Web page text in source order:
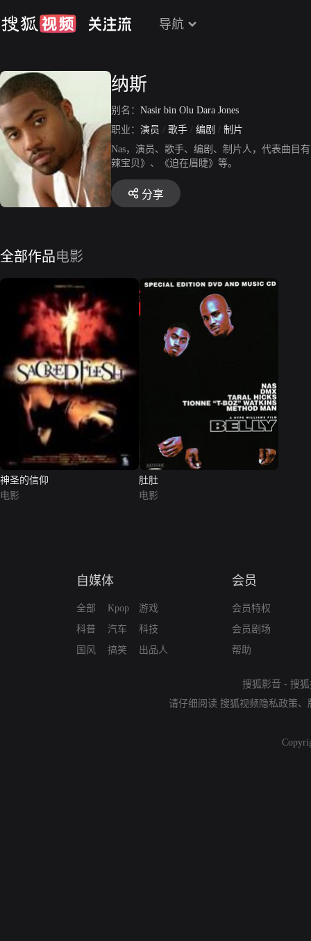
导航
纳斯
别名： Nasir bin Olu Dara Jones
职业： 演员 / 歌手 / 编剧 / 制片
Nas，演员、歌手、编剧、制片人，代表曲目
辣宝贝》、《迫在眉睫》等。
分享
全部作品电影
神圣的信仰
电影
肚肚
电影
自媒体
全部
科普
国风
Kpop
汽车
搞笑
游戏
科技
出品人
会员
会员特权
会员剧场
帮助
搜狐影音 - 搜
请仔细阅读 搜狐视频隐私政策、